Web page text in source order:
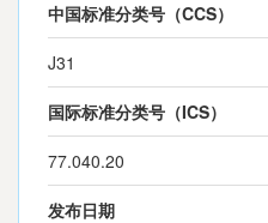
中国标准分类号（CCS）
J31
国际标准分类号（ICS）
77.040.20
发布日期